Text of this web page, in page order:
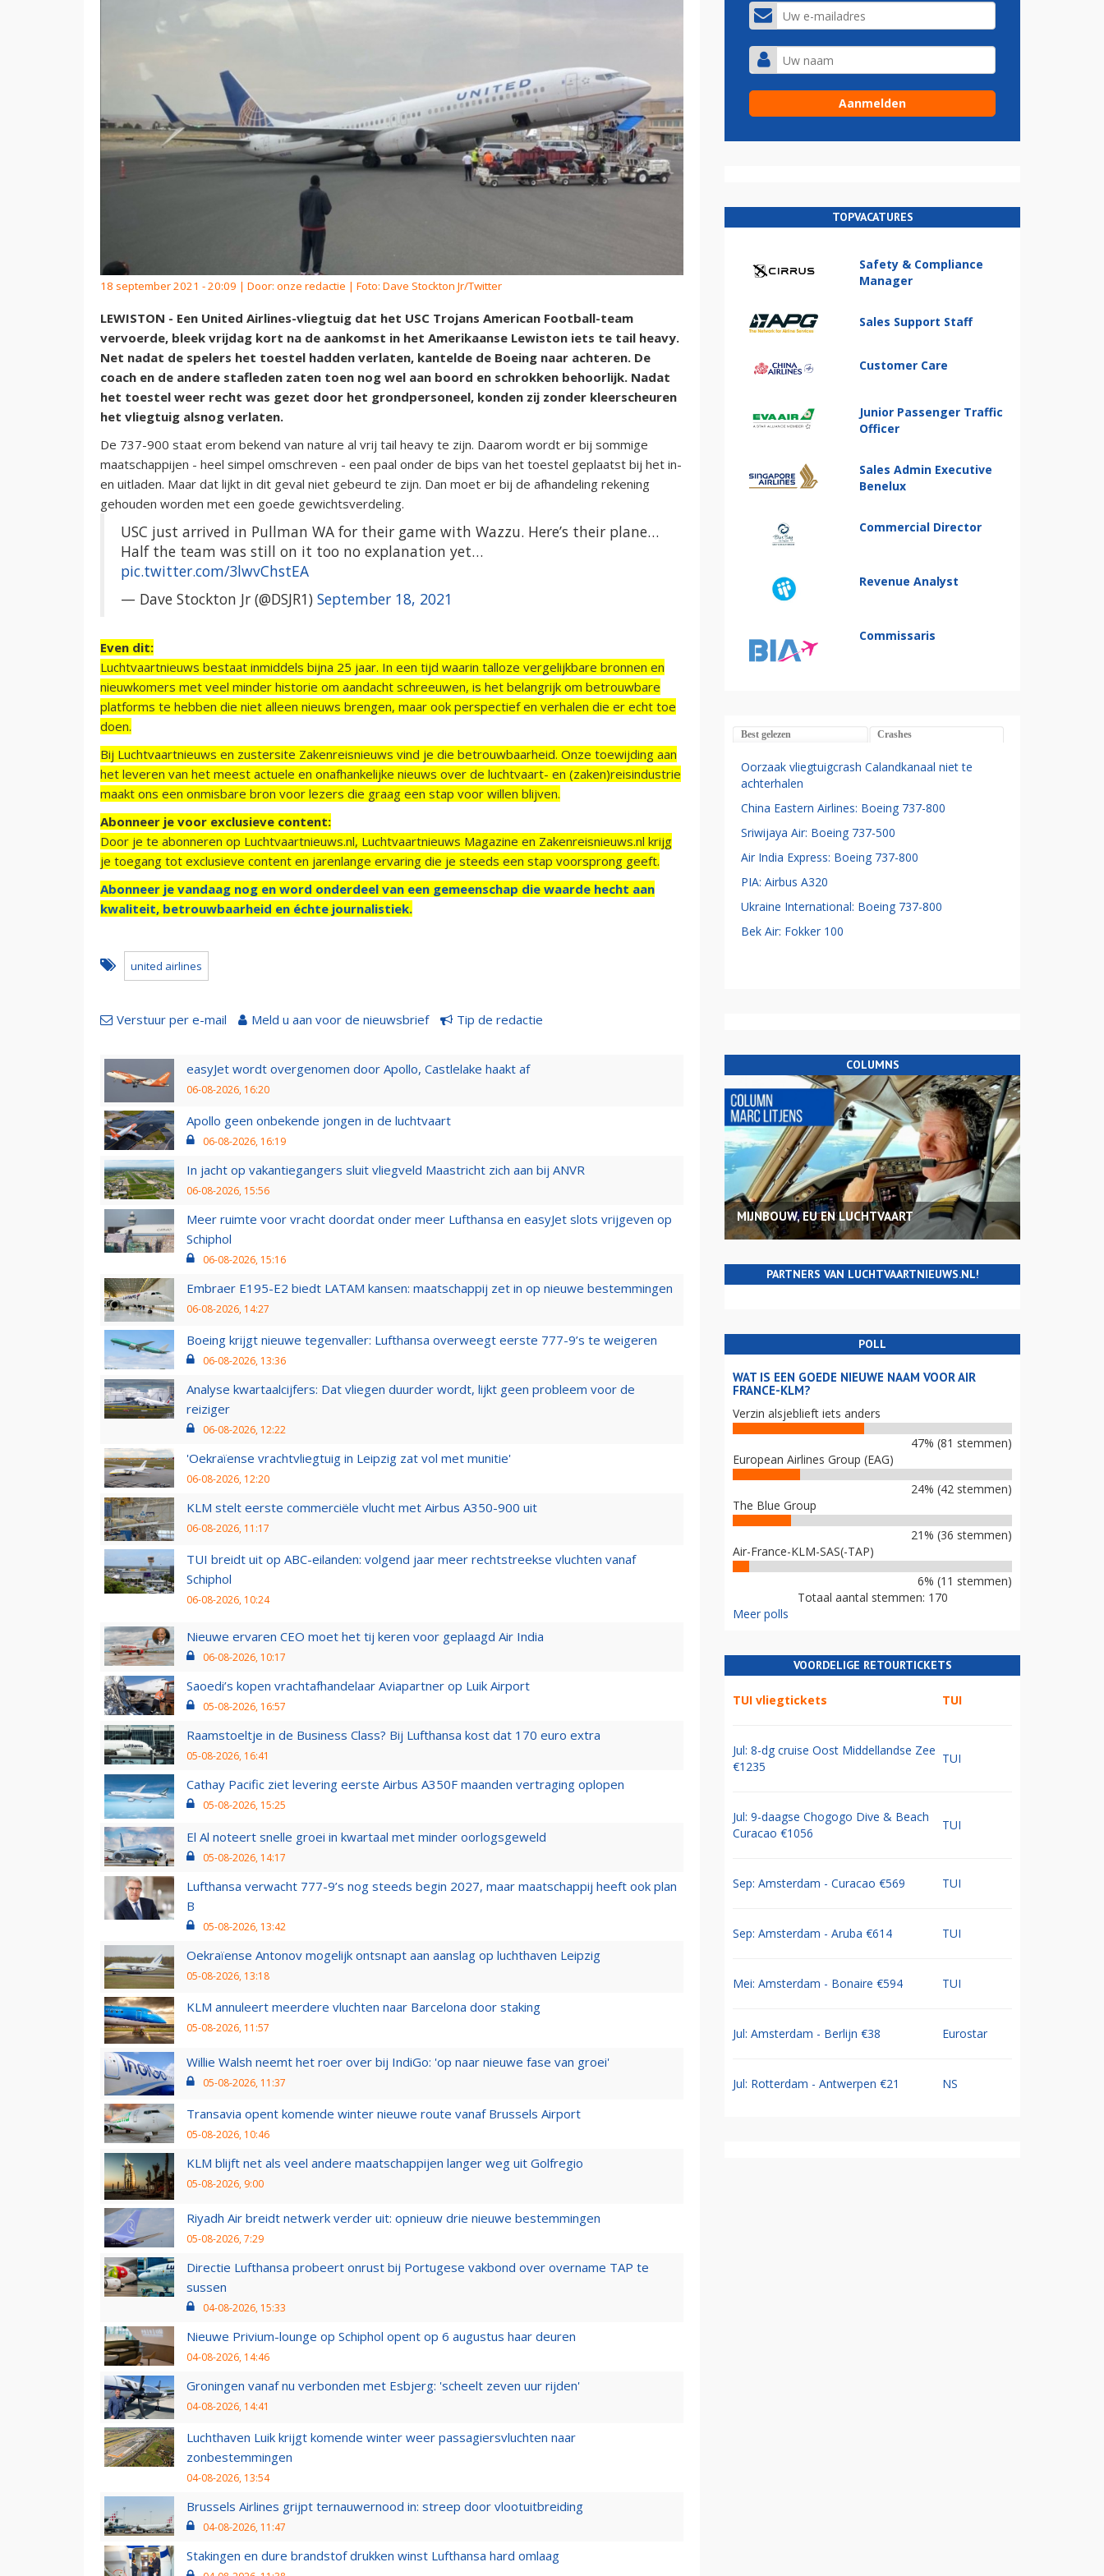
18 september 2021 - 20:09 | Door: onze redactie | Foto: Dave Stockton Jr/Twitter
LEWISTON - Een United Airlines-vliegtuig dat het USC Trojans American Football-team
vervoerde, bleek vrijdag kort na de aankomst in het Amerikaanse Lewiston iets te tail heavy.
Net nadat de spelers het toestel hadden verlaten, kantelde de Boeing naar achteren. De
coach en de andere stafleden zaten toen nog wel aan boord en schrokken behoorlijk. Nadat
het toestel weer recht was gezet door het grondpersoneel, konden zij zonder kleerscheuren
het vliegtuig alsnog verlaten.
De 737-900 staat erom bekend van nature al vrij tail heavy te zijn. Daarom wordt er bij sommige
maatschappijen - heel simpel omschreven - een paal onder de bips van het toestel geplaatst bij het in-
en uitladen. Maar dat lijkt in dit geval niet gebeurd te zijn. Dan moet er bij de afhandeling rekening
gehouden worden met een goede gewichtsverdeling.
USC just arrived in Pullman WA for their game with Wazzu. Here’s their plane…
Half the team was still on it too no explanation yet…
pic.twitter.com/3lwvChstEA
— Dave Stockton Jr (@DSJR1) September 18, 2021
Even dit:
Luchtvaartnieuws bestaat inmiddels bijna 25 jaar. In een tijd waarin talloze vergelijkbare bronnen en
nieuwkomers met veel minder historie om aandacht schreeuwen, is het belangrijk om betrouwbare
platforms te hebben die niet alleen nieuws brengen, maar ook perspectief en verhalen die er echt toe
doen.
Bij Luchtvaartnieuws en zustersite Zakenreisnieuws vind je die betrouwbaarheid. Onze toewijding aan
het leveren van het meest actuele en onafhankelijke nieuws over de luchtvaart- en (zaken)reisindustrie
maakt ons een onmisbare bron voor lezers die graag een stap voor willen blijven.
Abonneer je voor exclusieve content:
Door je te abonneren op Luchtvaartnieuws.nl, Luchtvaartnieuws Magazine en Zakenreisnieuws.nl krijg
je toegang tot exclusieve content en jarenlange ervaring die je steeds een stap voorsprong geeft.
Abonneer je vandaag nog en word onderdeel van een gemeenschap die waarde hecht aan
kwaliteit, betrouwbaarheid en échte journalistiek.
united airlines
Verstuur per e-mail Meld u aan voor de nieuwsbrief Tip de redactie
easyJet wordt overgenomen door Apollo, Castlelake haakt af
06-08-2026, 16:20
Apollo geen onbekende jongen in de luchtvaart
06-08-2026, 16:19
In jacht op vakantiegangers sluit vliegveld Maastricht zich aan bij ANVR
06-08-2026, 15:56
Meer ruimte voor vracht doordat onder meer Lufthansa en easyJet slots vrijgeven op
Schiphol
06-08-2026, 15:16
Embraer E195-E2 biedt LATAM kansen: maatschappij zet in op nieuwe bestemmingen
06-08-2026, 14:27
Boeing krijgt nieuwe tegenvaller: Lufthansa overweegt eerste 777-9’s te weigeren
06-08-2026, 13:36
Analyse kwartaalcijfers: Dat vliegen duurder wordt, lijkt geen probleem voor de
reiziger
06-08-2026, 12:22
'Oekraïense vrachtvliegtuig in Leipzig zat vol met munitie'
06-08-2026, 12:20
KLM stelt eerste commerciële vlucht met Airbus A350-900 uit
06-08-2026, 11:17
TUI breidt uit op ABC-eilanden: volgend jaar meer rechtstreekse vluchten vanaf
Schiphol
06-08-2026, 10:24
Nieuwe ervaren CEO moet het tij keren voor geplaagd Air India
06-08-2026, 10:17
Saoedi’s kopen vrachtafhandelaar Aviapartner op Luik Airport
05-08-2026, 16:57
Raamstoeltje in de Business Class? Bij Lufthansa kost dat 170 euro extra
05-08-2026, 16:41
Cathay Pacific ziet levering eerste Airbus A350F maanden vertraging oplopen
05-08-2026, 15:25
El Al noteert snelle groei in kwartaal met minder oorlogsgeweld
05-08-2026, 14:17
Lufthansa verwacht 777-9’s nog steeds begin 2027, maar maatschappij heeft ook plan
B
05-08-2026, 13:42
Oekraïense Antonov mogelijk ontsnapt aan aanslag op luchthaven Leipzig
05-08-2026, 13:18
KLM annuleert meerdere vluchten naar Barcelona door staking
05-08-2026, 11:57
Willie Walsh neemt het roer over bij IndiGo: 'op naar nieuwe fase van groei'
05-08-2026, 11:37
Transavia opent komende winter nieuwe route vanaf Brussels Airport
05-08-2026, 10:46
KLM blijft net als veel andere maatschappijen langer weg uit Golfregio
05-08-2026, 9:00
Riyadh Air breidt netwerk verder uit: opnieuw drie nieuwe bestemmingen
05-08-2026, 7:29
Directie Lufthansa probeert onrust bij Portugese vakbond over overname TAP te
sussen
04-08-2026, 15:33
Nieuwe Privium-lounge op Schiphol opent op 6 augustus haar deuren
04-08-2026, 14:46
Groningen vanaf nu verbonden met Esbjerg: 'scheelt zeven uur rijden'
04-08-2026, 14:41
Luchthaven Luik krijgt komende winter weer passagiersvluchten naar
zonbestemmingen
04-08-2026, 13:54
Brussels Airlines grijpt ternauwernood in: streep door vlootuitbreiding
04-08-2026, 11:47
Stakingen en dure brandstof drukken winst Lufthansa hard omlaag
TOPVACATURES
Safety & Compliance
Manager
Sales Support Staff
Customer Care
Junior Passenger Traffic
Officer
Sales Admin Executive
Benelux
Commercial Director
Revenue Analyst
Commissaris
Best gelezen Crashes
Oorzaak vliegtuigcrash Calandkanaal niet te
achterhalen
China Eastern Airlines: Boeing 737-800
Sriwijaya Air: Boeing 737-500
Air India Express: Boeing 737-800
PIA: Airbus A320
Ukraine International: Boeing 737-800
Bek Air: Fokker 100
COLUMNS
MIJNBOUW, EU EN LUCHTVAART
PARTNERS VAN LUCHTVAARTNIEUWS.NL!
POLL
WAT IS EEN GOEDE NIEUWE NAAM VOOR AIR
FRANCE-KLM?
Verzin alsjeblieft iets anders
47% (81 stemmen)
European Airlines Group (EAG)
24% (42 stemmen)
The Blue Group
21% (36 stemmen)
Air-France-KLM-SAS(-TAP)
6% (11 stemmen)
Totaal aantal stemmen: 170
Meer polls
VOORDELIGE RETOURTICKETS
TUI vliegtickets TUI
Jul: 8-dg cruise Oost Middellandse Zee
€1235
TUI
Jul: 9-daagse Chogogo Dive & Beach
Curacao €1056
TUI
Sep: Amsterdam - Curacao €569 TUI
Sep: Amsterdam - Aruba €614 TUI
Mei: Amsterdam - Bonaire €594 TUI
Jul: Amsterdam - Berlijn €38 Eurostar
Jul: Rotterdam - Antwerpen €21 NS